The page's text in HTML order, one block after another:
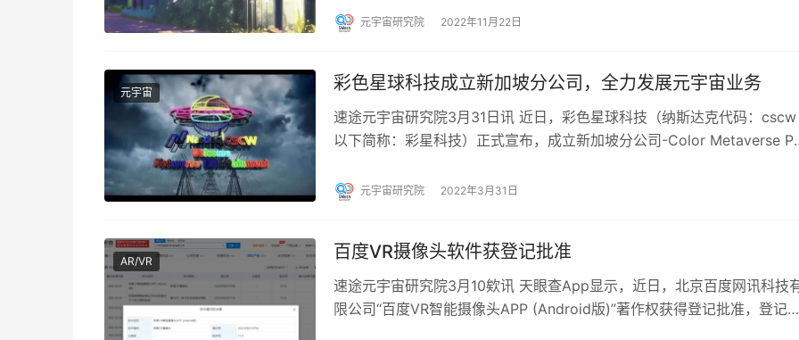
元宇宙研究院 2022年11月22日
元宇宙 彩色星球科技成立新加坡分公司，全力发展元宇宙业务
速途元宇宙研究院3月31日讯 近日，彩色星球科技（纳斯达克代码：cscw
以下简称：彩星科技）正式宣布，成立新加坡分公司-Color Metaverse
元宇宙研究院 2022年3月31日
AR/VR 百度VR摄像头软件获登记批准
速途元宇宙研究院3月10欸讯 天眼查App显示，近日，北京百度网讯科技
限公司“百度VR智能摄像头APP (Android版)”著作权获得登记批准，登记